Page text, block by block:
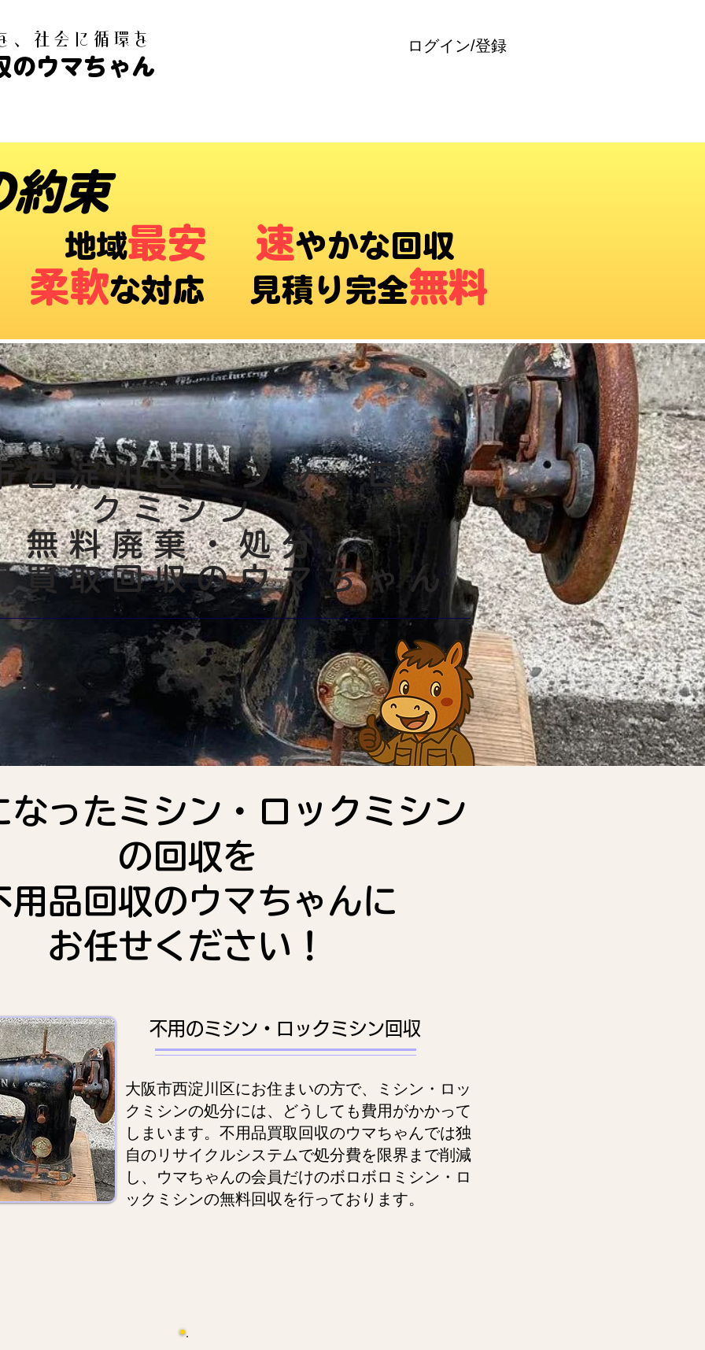
、社会に循環を
のウマちゃん
ログイン/登録
約束
​地域最安 速やかな回収
柔軟な対応 ​見積り完全無料
西淀川区ミシン・ロッ
クミシン
無料廃棄・処分
買取回収のウマちゃん
なったミシン・ロックミシン
の回収を
用品回収のウマちゃんに
お任せください！
不用のミシン・ロックミシン回収
大阪市西淀川区にお住まいの方で、ミシン・ロッ
クミシンの処分には、どうしても費用がかかって
しまいます。不用品買取回収のウマちゃんでは独
自のリサイクルシステムで処分費を限界まで削減
し、ウマちゃんの会員だけのボロボロミシン・ロ
ックミシンの無料回収を行っております。